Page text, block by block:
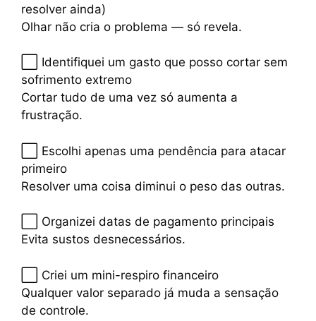
resolver ainda)
Olhar não cria o problema — só revela.
⬜ Identifiquei um gasto que posso cortar sem
sofrimento extremo
Cortar tudo de uma vez só aumenta a
frustração.
⬜ Escolhi apenas uma pendência para atacar
primeiro
Resolver uma coisa diminui o peso das outras.
⬜ Organizei datas de pagamento principais
Evita sustos desnecessários.
⬜ Criei um mini-respiro financeiro
Qualquer valor separado já muda a sensação
de controle.